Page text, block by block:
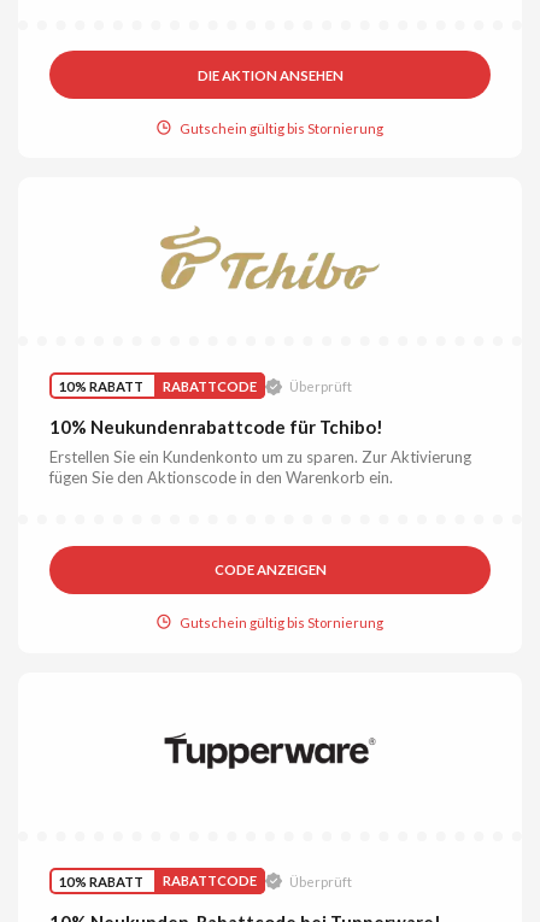
DIE AKTION ANSEHEN
Gutschein gültig bis Stornierung
10% RABATT RABATTCODE Überprüft
10% Neukundenrabattcode für Tchibo!
Erstellen Sie ein Kundenkonto um zu sparen. Zur Aktivierung
fügen Sie den Aktionscode in den Warenkorb ein.
CODE ANZEIGEN
Gutschein gültig bis Stornierung
10% RABATT RABATTCODE Überprüft